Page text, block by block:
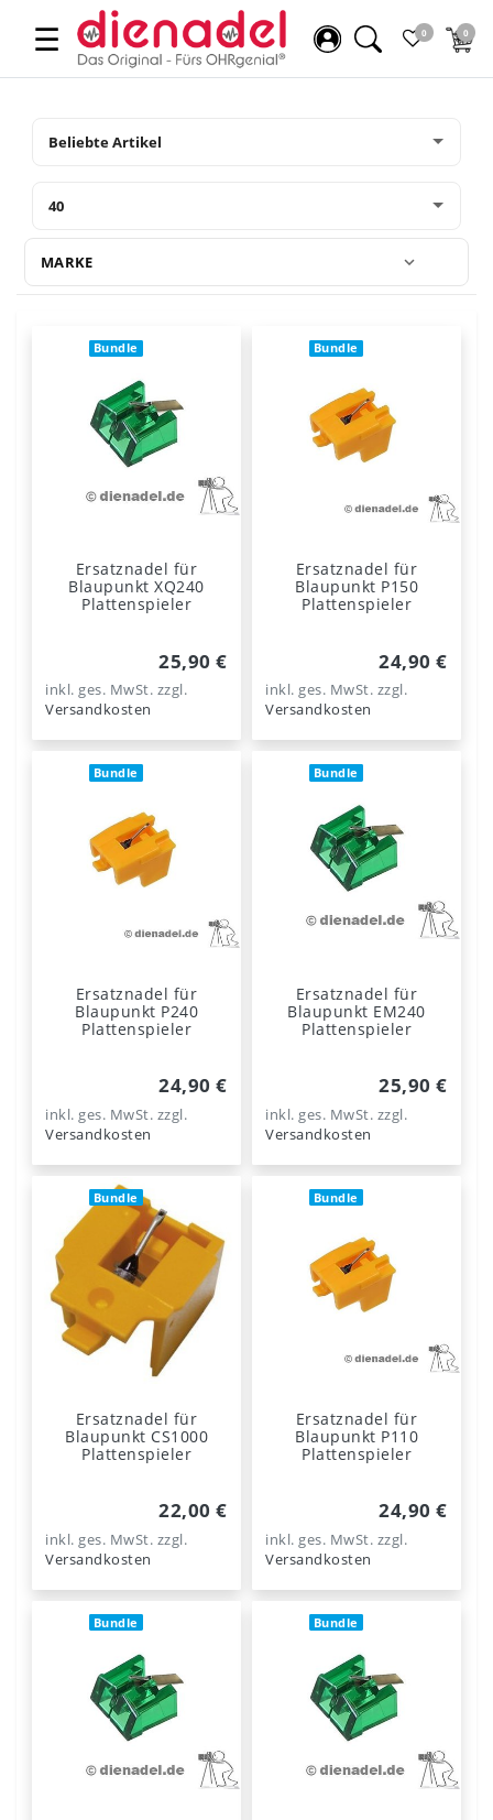
☰ 0 0
MARKE
Bundle
Ersatznadel für
Blaupunkt XQ240
Plattenspieler
25,90 €
inkl. ges. MwSt. zzgl.
Versandkosten
Bundle
Ersatznadel für
Blaupunkt P150
Plattenspieler
24,90 €
inkl. ges. MwSt. zzgl.
Versandkosten
Bundle
Ersatznadel für
Blaupunkt P240
Plattenspieler
24,90 €
inkl. ges. MwSt. zzgl.
Versandkosten
Bundle
Ersatznadel für
Blaupunkt EM240
Plattenspieler
25,90 €
inkl. ges. MwSt. zzgl.
Versandkosten
Bundle
Ersatznadel für
Blaupunkt CS1000
Plattenspieler
22,00 €
inkl. ges. MwSt. zzgl.
Versandkosten
Bundle
Ersatznadel für
Blaupunkt P110
Plattenspieler
24,90 €
inkl. ges. MwSt. zzgl.
Versandkosten
Bundle Bundle